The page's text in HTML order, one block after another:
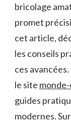
bricolage
promet
cet article,
les conseils
ces
le site
guides
modernes.